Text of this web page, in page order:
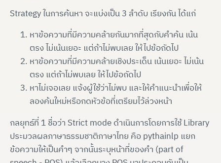
Strategy ในการค้นหา จะแบ่งเป็น 3 ลำดับ เรียงกัน ได้แก่
หาข้อความที่มีความคล้ายกันมากที่สุดกับคำค้น เน้น
ตรง ไม่เน้นเยอะ แต่ถ้าไม่พบเลย ให้ไปข้อถัดไป
หาข้อความที่มีความคล้ายเชิงประเด็น เน้นเยอะ ไม่เน้น
ตรง แต่ถ้าไม่พบเลย ให้ไปข้อถัดไป
หาไม่เจอเลย แจ้งผู้ใช้ว่าไม่พบ และให้คำแนะนำเพื่อให้
ลองค้นใหม่หรือกดหัวข้อที่เตรียมไว้ล่วงหน้า
กลยุทธ์ที่ 1 ชื่อว่า Strict mode ดำเนินการโดยการใช้ Library
ประมวลผลภาษาธรรมชาติภาษาไทย คือ pythainlp แยก
ข้อความให้เป็นคำๆ จากนั้นระบุหน้าที่ของคำ (part of